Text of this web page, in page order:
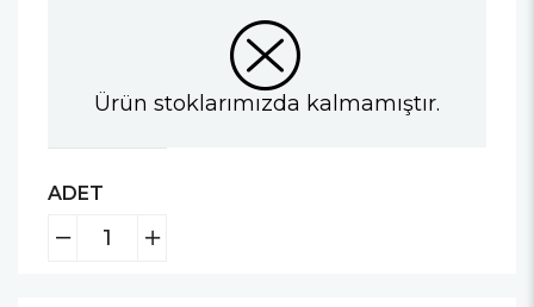
Ürün stoklarımızda kalmamıştır.
ADET